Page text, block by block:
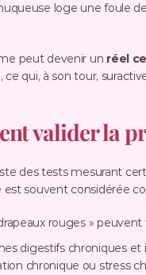
loge une foule
peut devenir un réel
ce qui, à son tour,
valider la
des tests mesurant
est souvent considérée
rouges »
digestifs chroniques et
chronique ou stress